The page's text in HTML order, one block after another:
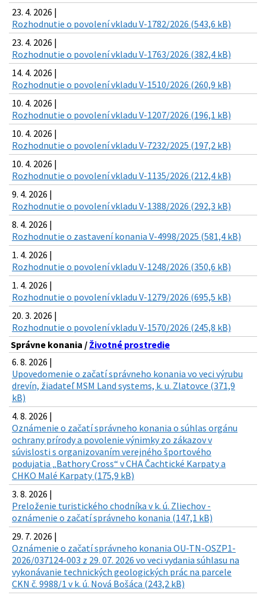
23. 4. 2026 |
Rozhodnutie o povolení vkladu V-1782/2026 (543,6 kB)
23. 4. 2026 |
Rozhodnutie o povolení vkladu V-1763/2026 (382,4 kB)
14. 4. 2026 |
Rozhodnutie o povolení vkladu V-1510/2026 (260,9 kB)
10. 4. 2026 |
Rozhodnutie o povolení vkladu V-1207/2026 (196,1 kB)
10. 4. 2026 |
Rozhodnutie o povolení vkladu V-7232/2025 (197,2 kB)
10. 4. 2026 |
Rozhodnutie o povolení vkladu V-1135/2026 (212,4 kB)
9. 4. 2026 |
Rozhodnutie o povolení vkladu V-1388/2026 (292,3 kB)
8. 4. 2026 |
Rozhodnutie o zastavení konania V-4998/2025 (581,4 kB)
1. 4. 2026 |
Rozhodnutie o povolení vkladu V-1248/2026 (350,6 kB)
1. 4. 2026 |
Rozhodnutie o povolení vkladu V-1279/2026 (695,5 kB)
20. 3. 2026 |
Rozhodnutie o povolení vkladu V-1570/2026 (245,8 kB)
Správne konania / Životné prostredie
6. 8. 2026 |
Upovedomenie o začatí správneho konania vo veci výrubu
drevín, žiadateľ MSM Land systems, k. u. Zlatovce (371,9
kB)
4. 8. 2026 |
Oznámenie o začatí správneho konania o súhlas orgánu
ochrany prírody a povolenie výnimky zo zákazov v
súvislosti s organizovaním verejného športového
podujatia „Bathory Cross“ v CHA Čachtické Karpaty a
CHKO Malé Karpaty (175,9 kB)
3. 8. 2026 |
Preloženie turistického chodníka v k. ú. Zliechov -
oznámenie o začatí správneho konania (147,1 kB)
29. 7. 2026 |
Oznámenie o začatí správneho konania OU-TN-OSZP1-
2026/037124-003 z 29. 07. 2026 vo veci vydania súhlasu na
vykonávanie technických geologických prác na parcele
CKN č. 9988/1 v k. ú. Nová Bošáca (243,2 kB)